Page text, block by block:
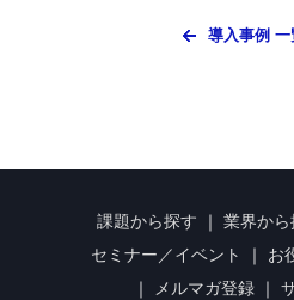
導入事例 一
課題から探す ｜ 業界から
セミナー／イベント
｜ お
｜
メルマガ登録 ｜